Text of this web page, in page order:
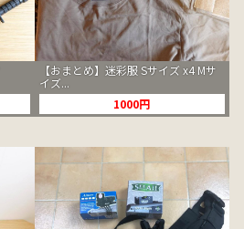
【おまとめ】迷彩服 Sサイズ x4 Mサ
イズ...
1000円